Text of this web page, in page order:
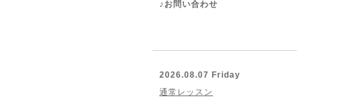
♪お問い合わせ
2026.08.07 Friday
通常レッスン